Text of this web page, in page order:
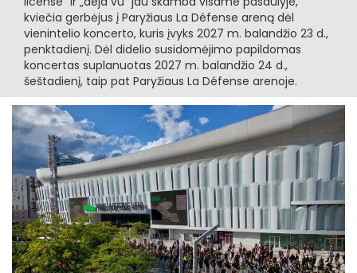
kviečia gerbėjus į Paryžiaus La Défense areną dėl
vienintelio koncerto, kuris įvyks 2027 m. balandžio 23 d.,
penktadienį. Dėl didelio susidomėjimo papildomas
koncertas suplanuotas 2027 m. balandžio 24 d.,
šeštadienį, taip pat Paryžiaus La Défense arenoje.